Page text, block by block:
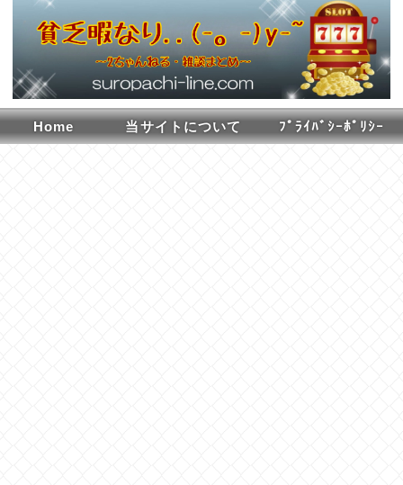
Home 当サイトについて ﾌﾟﾗｲﾊﾞｼｰﾎﾟﾘｼｰ